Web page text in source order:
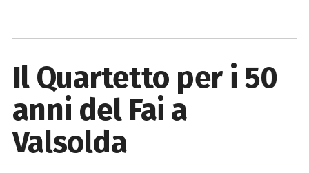
Il Quartetto per i 50
anni del Fai a
Valsolda